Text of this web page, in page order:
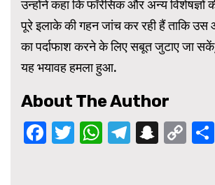
उन्होंने कहा कि फॉरेंसिक और अन्य विशेषज्ञों
पूरे इलाके की गहन जांच कर रही हैं ताकि उस
का पर्दाफाश करने के लिए सबूत जुटाए जा
यह भयावह हमला हुआ.
About The Author
Facebook
Twitter
WhatsApp
Telegram